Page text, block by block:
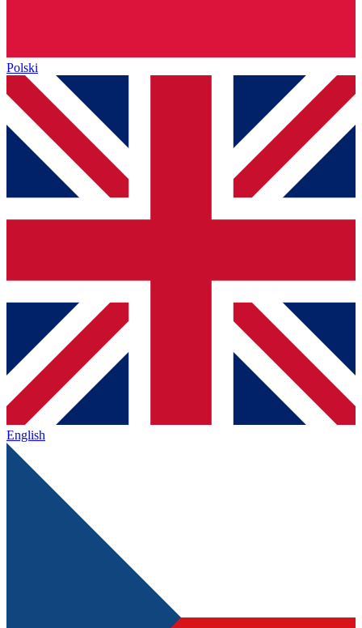
Polski
English